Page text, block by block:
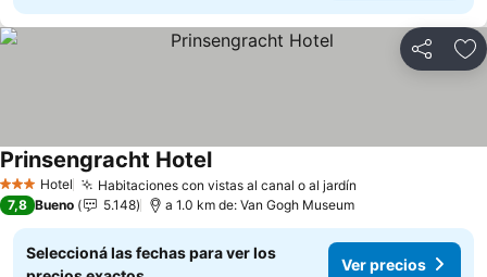
Compartir
3 Estrellas
Hotel Habitaciones con vistas al canal o al jardín
Prinsengracht Hotel
7,8 Bueno 5.148 a 1.0 km de: Van Gogh Museum
Seleccioná las fechas para ver los
Ver precios